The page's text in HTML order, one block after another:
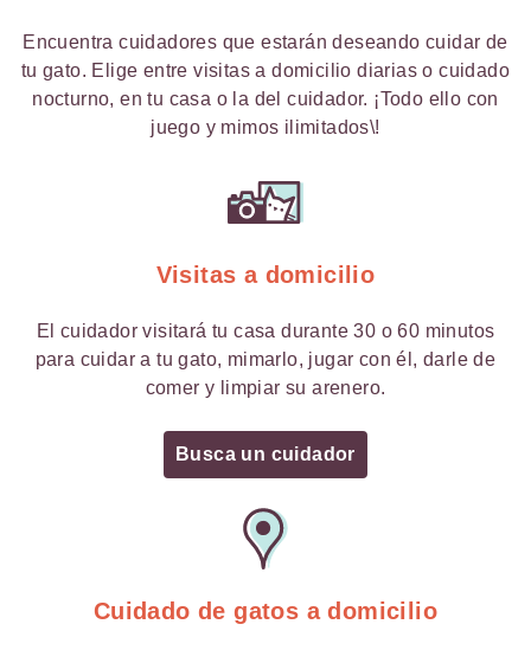
Encuentra cuidadores que estarán deseando cuidar de
tu gato. Elige entre visitas a domicilio diarias o cuidado
nocturno, en tu casa o la del cuidador. ¡Todo ello con
juego y mimos ilimitados\!
Visitas a domicilio
El cuidador visitará tu casa durante 30 o 60 minutos
para cuidar a tu gato, mimarlo, jugar con él, darle de
comer y limpiar su arenero.
Busca un cuidador
Cuidado de gatos a domicilio